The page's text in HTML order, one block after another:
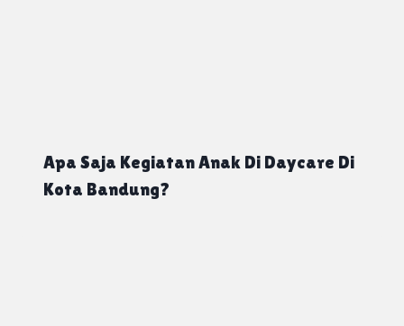
Apa Saja Kegiatan Anak Di Daycare Di
Kota Bandung?